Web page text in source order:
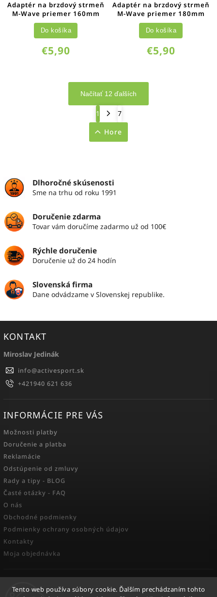
Tento web používa súbory cookie. Ďalším prechádzaním tohto
Adaptér na brzdový strmeň
M-Wave priemer 160mm
€5,90
Do košíka
Adaptér na brzdový strmeň
M-Wave priemer 180mm
€5,90
Do košíka
Načítať 12 ďalších
1
7
Hore
Dlhoročné skúsenosti
Sme na trhu od roku 1991
Doručenie zdarma
Tovar vám doručíme zadarmo už od 100€
Rýchle doručenie
Doručenie už do 24 hodín
Slovenská firma
Dane odvádzame v Slovenskej republike.
KONTAKT
Miroslav Jedinák
info@activesport.sk
+421940 621 636
INFORMÁCIE PRE VÁS
Možnosti platby
Doručenie a platba
Reklamácie
Odstúpenie od zmluvy
Rady a tipy - BLOG
Časté otázky - FAQ
O nás
Obchodné podmienky
Podmienky ochrany osobných údajov
Kontakty
Moja objednávka
FACEBOOK